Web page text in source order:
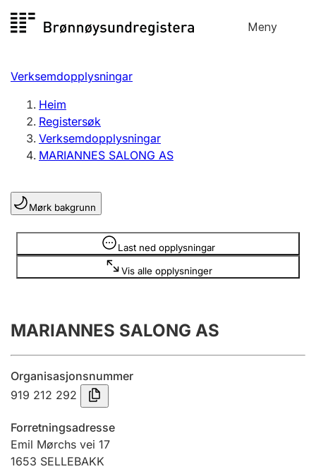
til
Meny
Registersøk
Aksjeselskap
Enkeltpersonføretak
Registrere, endre, slette
Lag og foreining
Registrere, endre, slette
Innsending og forseinkingsgebyr
Tinglysing
Jeger
Verksemdopplysningar
Heim
Registersøk
Verksemdopplysningar
MARIANNES SALONG AS
Mørk bakgrunn
Last ned opplysningar
Vis alle opplysninger
Opplysninger er skjult
MARIANNES SALONG AS
Organisasjonsnummer
919 212 292
Forretningsadresse
Emil Mørchs vei 17
1653 SELLEBAKK